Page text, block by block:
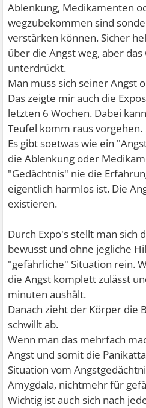
Ablenkung, Medikamenten
wegzubekommen sind
verstärken können. Sicher
über die Angst weg, aber
unterdrückt.
Man muss sich seiner Angst
Das zeigte mir auch die
letzten 6 Wochen. Dabei
Teufel komm raus vorgehen.
Es gibt soetwas wie ein
die Ablenkung oder
"Gedächtnis" nie die
eigentlich harmlos ist. Die
existieren.
Durch Expo's stellt man sich
bewusst und ohne jegliche
"gefährliche" Situation rein.
die Angst komplett zulässt
minuten aushält.
Danach zieht der Körper die
schwillt ab.
Wenn man das mehrfach
Angst und somit die
Situation vom
Amygdala, nichtmehr für
Wichtig ist auch sich nach